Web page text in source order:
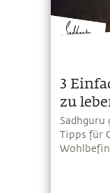
3
zu
Sadhguru
Tipps für